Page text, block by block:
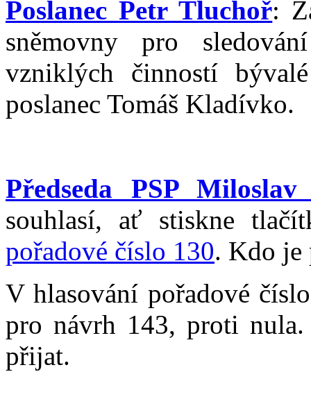
Poslanec Petr Tluchoř:
sněmovny pro
vzniklých činností
poslanec Tomáš Kladívko.
Předseda PSP Miloslav
souhlasí, ať stiskne
pořadové číslo 130. Kdo je
V hlasování pořadové
pro návrh 143, proti
přijat.